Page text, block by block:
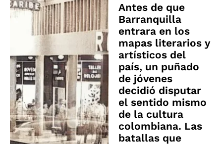
Antes de que
Barranquilla
entrara en los
mapas literarios y
artísticos del
país, un puñado
de jóvenes
decidió disputar
el sentido mismo
de la cultura
colombiana. Las
batallas que